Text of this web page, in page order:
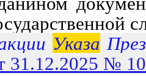
Указа
31.12.2025 №